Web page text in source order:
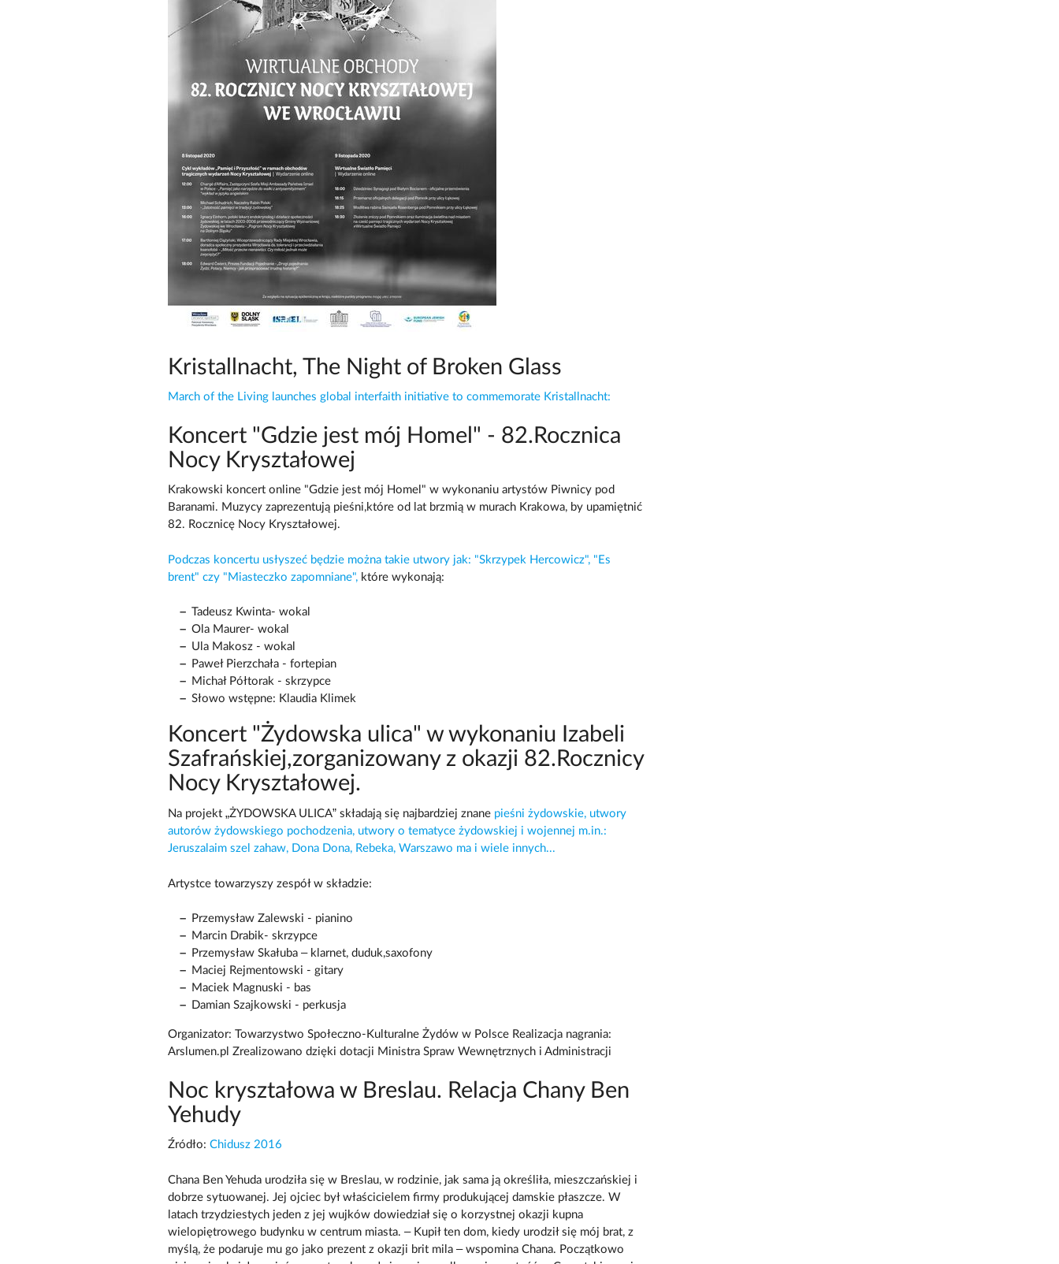
Kristallnacht, The Night of Broken Glass
March of the Living launches global interfaith initiative to commemorate Kristallnacht:
Koncert "Gdzie jest mój Homel" - 82.Rocznica
Nocy Kryształowej
Krakowski koncert online "Gdzie jest mój Homel" w wykonaniu artystów Piwnicy pod
Baranami. Muzycy zaprezentują pieśni,które od lat brzmią w murach Krakowa, by upamiętnić
82. Rocznicę Nocy Kryształowej.
Podczas koncertu usłyszeć będzie można takie utwory jak: "Skrzypek Hercowicz", "Es
brent" czy "Miasteczko zapomniane", które wykonają:
Tadeusz Kwinta- wokal
Ola Maurer- wokal
Ula Makosz - wokal
Paweł Pierzchała - fortepian
Michał Półtorak - skrzypce
Słowo wstępne: Klaudia Klimek
Koncert "Żydowska ulica" w wykonaniu Izabeli
Szafrańskiej,zorganizowany z okazji 82.Rocznicy
Nocy Kryształowej.
Na projekt „ŻYDOWSKA ULICA” składają się najbardziej znane pieśni żydowskie, utwory
autorów żydowskiego pochodzenia, utwory o tematyce żydowskiej i wojennej m.in.:
Jeruszalaim szel zahaw, Dona Dona, Rebeka, Warszawo ma i wiele innych...
Artystce towarzyszy zespół w składzie:
Przemysław Zalewski - pianino
Marcin Drabik- skrzypce
Przemysław Skałuba – klarnet, duduk,saxofony
Maciej Rejmentowski - gitary
Maciek Magnuski - bas
Damian Szajkowski - perkusja
Organizator: Towarzystwo Społeczno-Kulturalne Żydów w Polsce Realizacja nagrania:
Arslumen.pl Zrealizowano dzięki dotacji Ministra Spraw Wewnętrznych i Administracji
Noc kryształowa w Breslau. Relacja Chany Ben
Yehudy
Źródło: Chidusz 2016
Chana Ben Yehuda urodziła się w Breslau, w rodzinie, jak sama ją określiła, mieszczańskiej i
dobrze sytuowanej. Jej ojciec był właścicielem firmy produkującej damskie płaszcze. W
latach trzydziestych jeden z jej wujków dowiedział się o korzystnej okazji kupna
wielopiętrowego budynku w centrum miasta. – Kupił ten dom, kiedy urodził się mój brat, z
myślą, że podaruje mu go jako prezent z okazji brit mila – wspomina Chana. Początkowo